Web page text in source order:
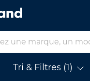
Tri & Filtres (1)